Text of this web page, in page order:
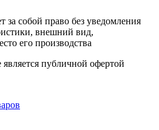
за собой право без уведомления
внешний вид,
его производства
публичной офертой